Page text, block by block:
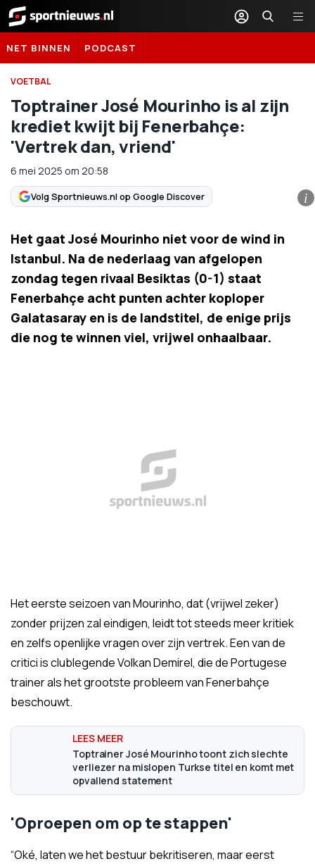
Sportnieuws.nl
NET BINNEN PODCAST
VOETBAL
Toptrainer José Mourinho is al zijn
krediet kwijt bij Fenerbahçe:
'Vertrek dan, vriend'
6 mei 2025 om 20:58
Volg Sportnieuws.nl op Google Discover i
Het gaat José Mourinho niet voor de wind in
Istanbul. Na de nederlaag van afgelopen
zondag tegen rivaal Besiktas (0-1) staat
Fenerbahçe acht punten achter koploper
Galatasaray en is de landstitel, de enige prijs
die nog te winnen viel, vrijwel onhaalbaar.
Het eerste seizoen van Mourinho, dat (vrijwel zeker)
zonder prijzen zal eindigen, leidt tot steeds meer kritiek
en zelfs openlijke vragen over zijn vertrek. Een van de
critici is clublegende Volkan Demirel, die de Portugese
trainer als het grootste probleem van Fenerbahçe
beschouwt.
Toptrainer José Mourinho toont zich slechte
verliezer na mislopen Turkse titel en komt met
opvallend statement
'Oproepen om op te stappen'
“Oké, laten we het bestuur bekritiseren, maar eerst